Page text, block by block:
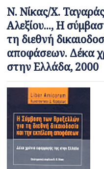
Ν. Νίκας/Χ.
Αλεξίου..., Η
τη διεθνή
αποφάσεων. Δέκα
στην Ελλάδα, 2000